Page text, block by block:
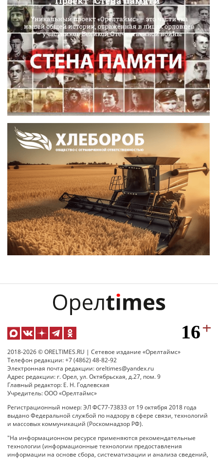
2018-2026 © ORELTIMES.RU | Сетевое издание «Орелтаймс»
Телефон редакции: +7 (4862) 48-82-92
Электронная почта редакции: oreltimes@yandex.ru
Адрес редакции: г. Орел, ул. Октябрьская, д.27, пом. 9
Главный редактор: Е. Н. Годлевская
Учредитель: ООО «Орелтаймс»
Регистрационный номер: ЭЛ ФС77-73833 от 19 октября 2018 года
выдано Федеральной службой по надзору в сфере связи, технологий
и массовых коммуникаций (Роскомнадзор РФ).
"На информационном ресурсе применяются рекомендательные
технологии (информационные технологии предоставления
информации на основе сбора, систематизации и анализа сведений,